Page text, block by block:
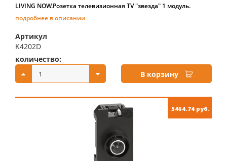
LIVING NOW.Розетка телевизионная TV "звезда" 1 модуль.
подробнее в описании
Артикул
K4202D
количество:
В корзину
5464.74 руб.